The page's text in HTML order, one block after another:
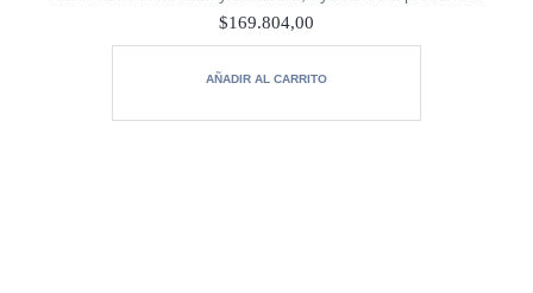
descolgamiento palpebral y a suavizar las arrugas en el
contorno de los labios, como…
$169.804,00
AÑADIR AL CARRITO